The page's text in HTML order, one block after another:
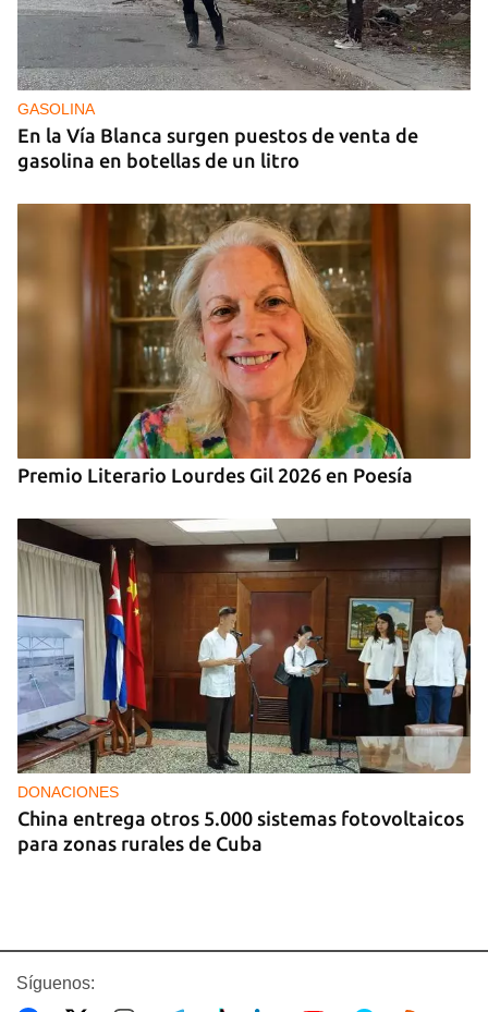
GUERRA
Ucrania ataca otro centro logístico del Amazon
ruso, esta vez en los Urales
GASOLINA
En la Vía Blanca surgen puestos de venta de
gasolina en botellas de un litro
Premio Literario Lourdes Gil 2026 en Poesía
DONACIONES
China entrega otros 5.000 sistemas fotovoltaicos
para zonas rurales de Cuba
Síguenos: